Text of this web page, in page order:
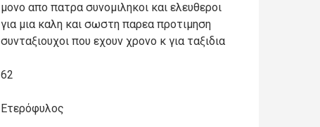
μονο απο πατρα συνομιληκοι και ελευθεροι
για μια καλη και σωστη παρεα προτιμηση
συνταξιουχοι που εχουν χρονο κ για ταξιδια
62
Ετερόφυλος